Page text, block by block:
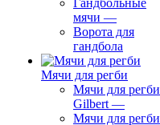
Гандбольные
мячи —
Ворота для
гандбола
Мячи для регби
Мячи для регби
Gilbert —
Мячи для регби